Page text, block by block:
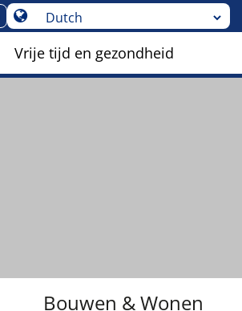
Vrije tijd en gezondheid
Bouwen & Wonen